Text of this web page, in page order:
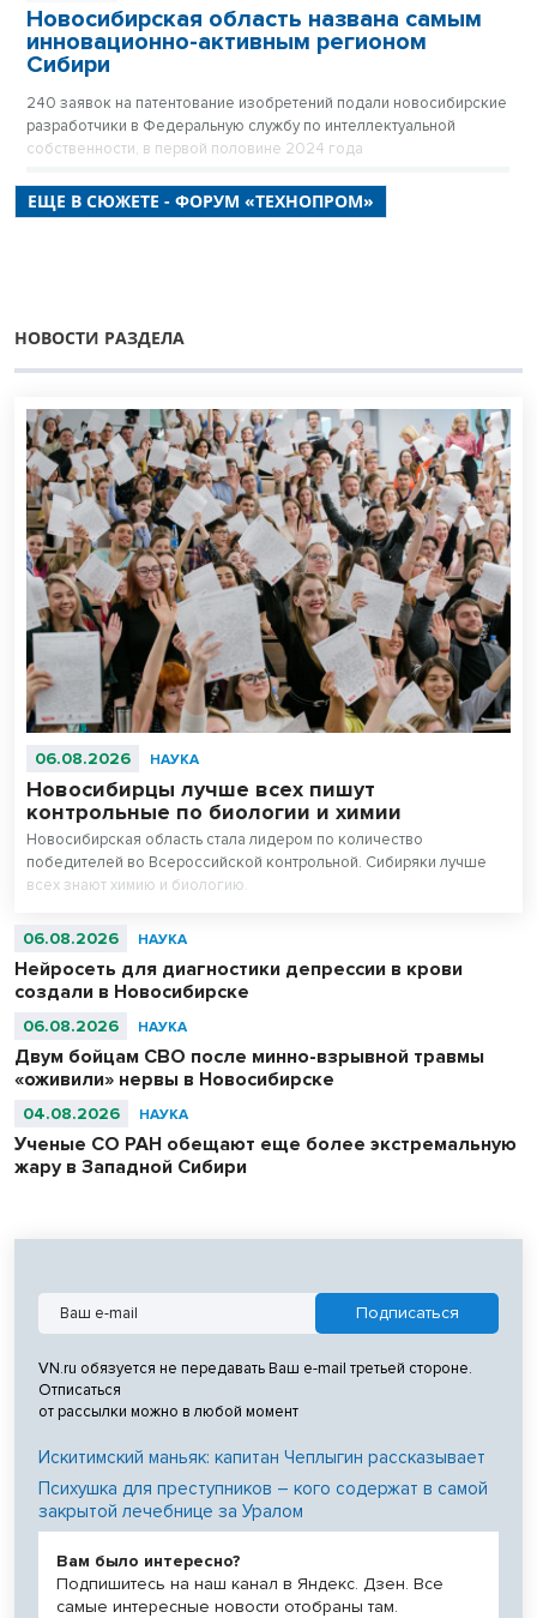
Новосибирская область названа самым
инновационно-активным регионом
Сибири
240 заявок на патентование изобретений подали новосибирские
разработчики в Федеральную службу по интеллектуальной
собственности, в первой половине 2024 года
ЕЩЕ В СЮЖЕТЕ - ФОРУМ «ТЕХНОПРОМ»
НОВОСТИ РАЗДЕЛА
06.08.2026 НАУКА
Новосибирцы лучше всех пишут
контрольные по биологии и химии
Новосибирская область стала лидером по количество
победителей во Всероссийской контрольной. Сибиряки лучше
всех знают химию и биологию.
06.08.2026 НАУКА
Нейросеть для диагностики депрессии в крови
создали в Новосибирске
06.08.2026 НАУКА
Двум бойцам СВО после минно-взрывной травмы
«оживили» нервы в Новосибирске
04.08.2026 НАУКА
Ученые СО РАН обещают еще более экстремальную
жару в Западной Сибири
VN.ru обязуется не передавать Ваш e-mail третьей стороне.
Отписаться
от рассылки можно в любой момент
Искитимский маньяк: капитан Чеплыгин рассказывает
Психушка для преступников – кого содержат в самой
закрытой лечебнице за Уралом
Вам было интересно?
Подпишитесь на наш канал в Яндекс. Дзен. Все
самые интересные новости отобраны там.